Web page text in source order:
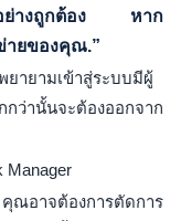
อย่างถูกต้อง หาก
ายของคุณ.”
ายามเข้าสู่ระบบมีผู้
ว่านั้นจะต้องออกจาก
Manager
ณอาจต้องการตัดการ